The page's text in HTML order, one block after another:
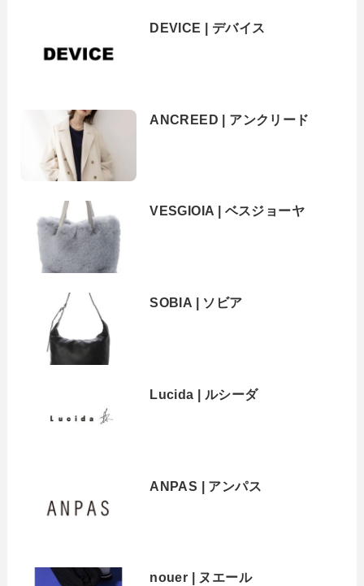
DEVICE | デバイス
ANCREED | アンクリード
VESGIOIA | ベスジョーヤ
SOBIA | ソビア
Lucida | ルシーダ
ANPAS | アンパス
nouer | ヌエール